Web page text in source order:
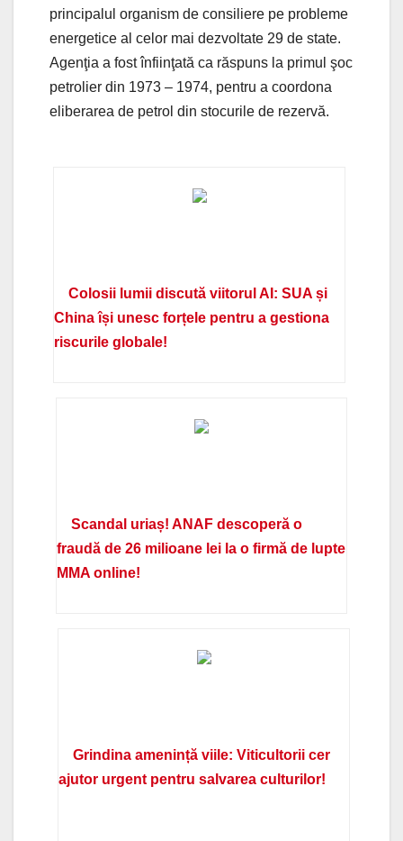
principalul organism de consiliere pe probleme
energetice al celor mai dezvoltate 29 de state.
Agenţia a fost înfiinţată ca răspuns la primul şoc
petrolier din 1973 – 1974, pentru a coordona
eliberarea de petrol din stocurile de rezervă.
Colosii lumii discută viitorul AI: SUA și
China își unesc forțele pentru a gestiona
riscurile globale!
Scandal uriaș! ANAF descoperă o
fraudă de 26 milioane lei la o firmă de lupte
MMA online!
Grindina amenință viile: Viticultorii cer
ajutor urgent pentru salvarea culturilor!